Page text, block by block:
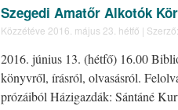
Szegedi Amatőr Alkotók
Közzétéve 2016. május 23. hétfő | Szerző:
2016. június 13. (hétfő) 16.00
könyvről, írásról, olvasásról.
prózáiból Házigazdák: Sántáné